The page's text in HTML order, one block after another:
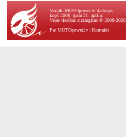
Vortāls MOTOpower.lv darbojas
kopš 2008. gada 21. aprīļa.
Visas tiesības aizsargātas © 2008-2026.
Par MOTOpower.lv | Kontakti